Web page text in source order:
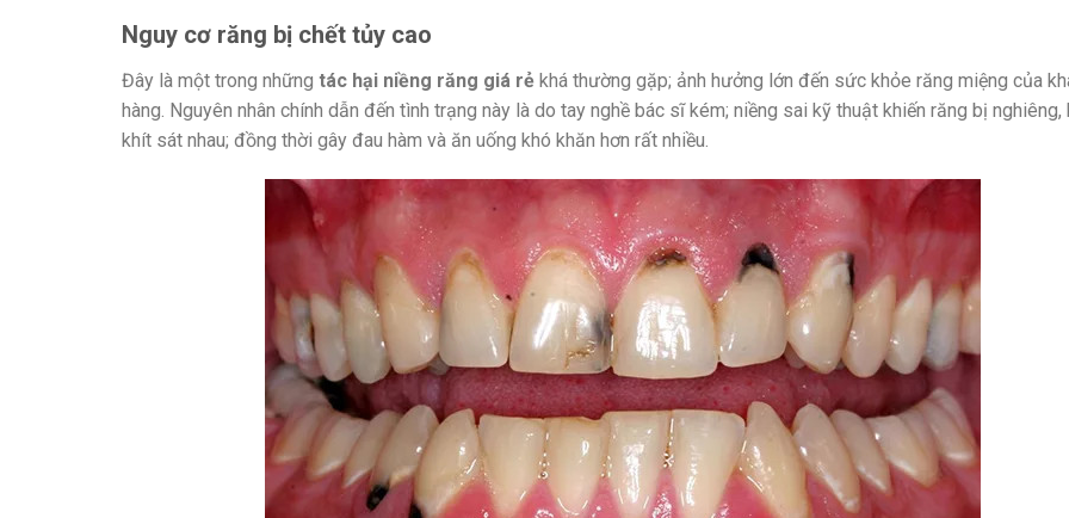
Nguy cơ răng bị chết tủy cao
Đây là một trong những tác hại niềng răng giá rẻ khá thường gặp; ảnh hưởng lớn đến sức khỏe răng miệng của
hàng. Nguyên nhân chính dẫn đến tình trạng này là do tay nghề bác sĩ kém; niềng sai kỹ thuật khiến răng bị nghiêng,
khít sát nhau; đồng thời gây đau hàm và ăn uống khó khăn hơn rất nhiều.